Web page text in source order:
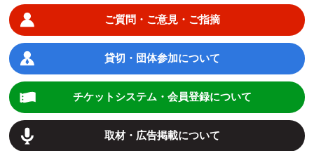
ご質問・ご意見・ご指摘
貸切・団体参加について
チケットシステム・会員登録について
取材・広告掲載について